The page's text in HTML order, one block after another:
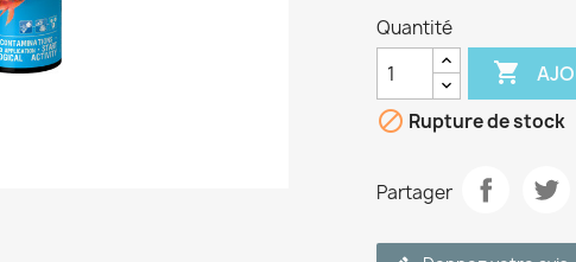
Quantité

 Rupture de stock
Partager